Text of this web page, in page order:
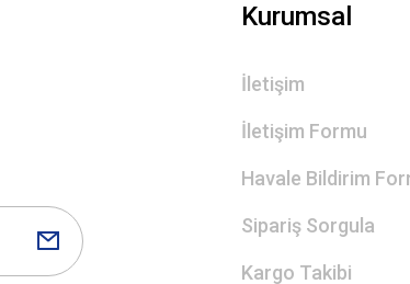
Kurumsal
İletişim
İletişim Formu
Havale Bildirim
Sipariş Sorgula
Kargo Takibi